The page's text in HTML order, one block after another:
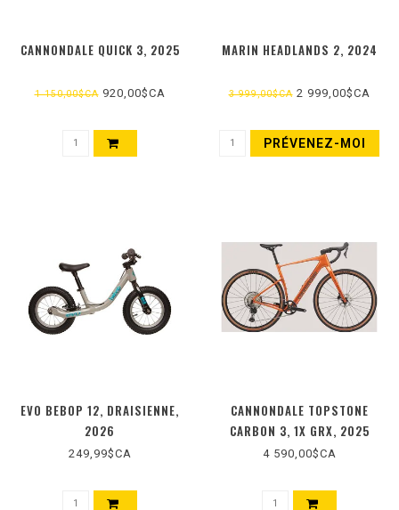
CANNONDALE QUICK 3, 2025
1 150,00$CA920,00$CA
MARIN HEADLANDS 2, 2024
3 999,00$CA2 999,00$CA
PRÉVENEZ-MOI
EVO BEBOP 12, DRAISIENNE,
2026
249,99$CA
CANNONDALE TOPSTONE
CARBON 3, 1X GRX, 2025
4 590,00$CA